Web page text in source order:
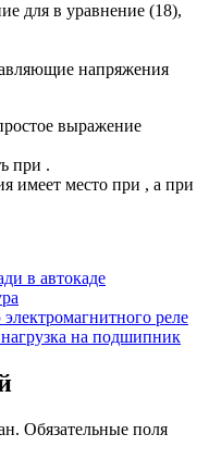
для в уравнение (18),
напряжения
выражение
при .
имеет место при , а при
в автокаде
реле
на подшипник
Обязательные поля